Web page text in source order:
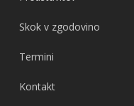
Skok v zgodovino
Termini
Kontakt